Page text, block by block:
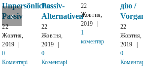
Unpersönliches
Passiv
22
Жовтня,
2019
0
Коментарі
Passiv-
Alternativen
22
Жовтня,
2019
0
Коментарі
22
Жовтня,
2019
1
коментар
дію /
22
Жовтня,
2019
0